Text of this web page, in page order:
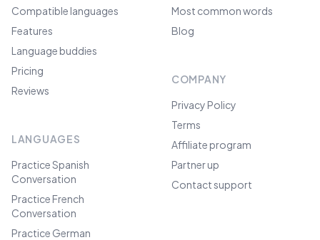
Compatible languages
Features
Language buddies
Pricing
Reviews
LANGUAGES
Practice Spanish
Conversation
Practice French
Conversation
Practice German
Most common words
Blog
COMPANY
Privacy Policy
Terms
Affiliate program
Partner up
Contact support